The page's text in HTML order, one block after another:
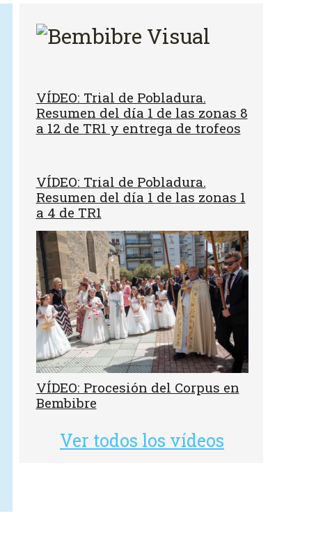
VÍDEO: Trial de Pobladura.
Resumen del día 1 de las zonas 8
a 12 de TR1 y entrega de trofeos
VÍDEO: Trial de Pobladura.
Resumen del día 1 de las zonas 1
a 4 de TR1
VÍDEO: Procesión del Corpus en
Bembibre
Ver todos los vídeos